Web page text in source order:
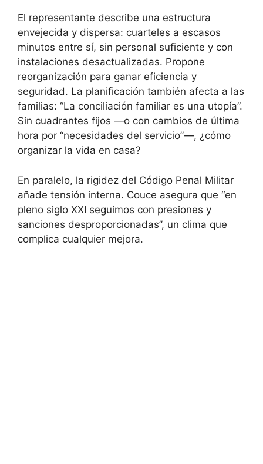
El representante describe una estructura
envejecida y dispersa: cuarteles a escasos
minutos entre sí, sin personal suficiente y con
instalaciones desactualizadas. Propone
reorganización para ganar eficiencia y
seguridad. La planificación también afecta a las
familias: “La conciliación familiar es una utopía”.
Sin cuadrantes fijos —o con cambios de última
hora por “necesidades del servicio”—, ¿cómo
organizar la vida en casa?
En paralelo, la rigidez del Código Penal Militar
añade tensión interna. Couce asegura que “en
pleno siglo XXI seguimos con presiones y
sanciones desproporcionadas”, un clima que
complica cualquier mejora.